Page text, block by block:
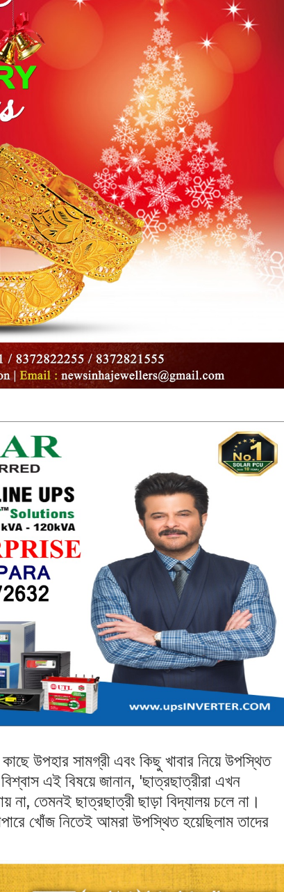
উপহার সামগ্রী এবং কিছু খাবার নিয়ে উপস্থিত
এই বিষয়ে জানান, 'ছাত্রছাত্রীরা এখন
না, তেমনই ছাত্র‌ছাত্রী ছাড়া বিদ্যালয় চলে না।
খোঁজ নিতেই আমরা উপস্থিত হয়েছিলাম তাদের